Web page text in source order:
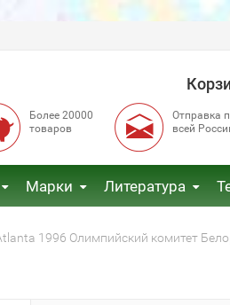
Более 20000
товаров
Отправка
всей
Марки Литература
1996 Олимпийский комитет